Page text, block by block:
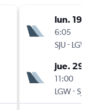
lun. 19/
6:05
SJU- LGW
jue. 29/
11:00
LGW-SJU